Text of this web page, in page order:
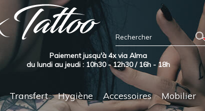
Paiement jusqu'à 4x via Alma
du lundi au jeudi : 10h30 - 12h30 / 16h - 18h
Transfert Hygiène Accessoires Mobilier